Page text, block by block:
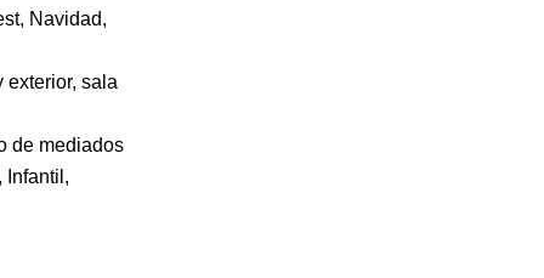
Navidad,
exterior, sala
de mediados
Infantil,